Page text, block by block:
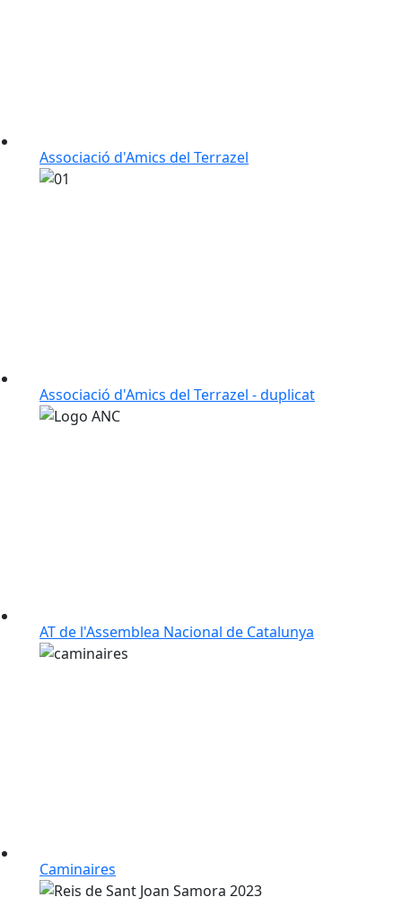
Associació d'Amics del Terrazel
Associació d'Amics del Terrazel - duplicat
AT de l'Assemblea Nacional de Catalunya
Caminaires